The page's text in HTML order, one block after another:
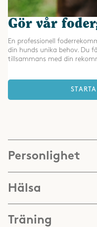
Gör vår
En professionell
din hunds unika behov. Du
tillsammans med din
Personlighet
Hälsa
Träning